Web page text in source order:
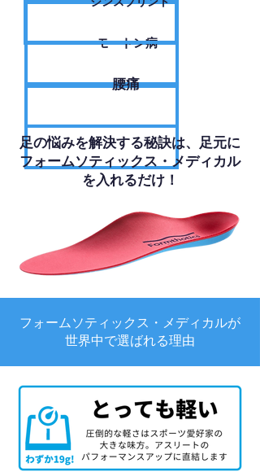
モートン病
腰痛
足の悩みを解決する秘訣は、足元に
フォームソティックス・メディカル
を入れるだけ！
フォームソティックス・メディカルが
世界中で選ばれる理由